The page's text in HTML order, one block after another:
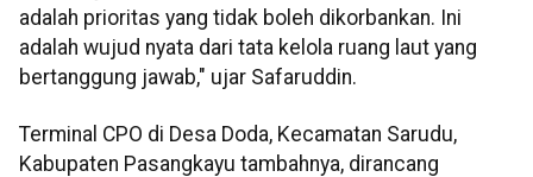
adalah prioritas yang tidak boleh dikorbankan. Ini
adalah wujud nyata dari tata kelola ruang laut yang
bertanggung jawab," ujar Safaruddin.
Terminal CPO di Desa Doda, Kecamatan Sarudu,
Kabupaten Pasangkayu tambahnya, dirancang